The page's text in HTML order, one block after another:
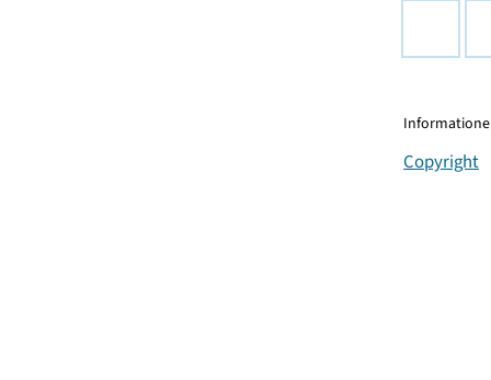
Copyright